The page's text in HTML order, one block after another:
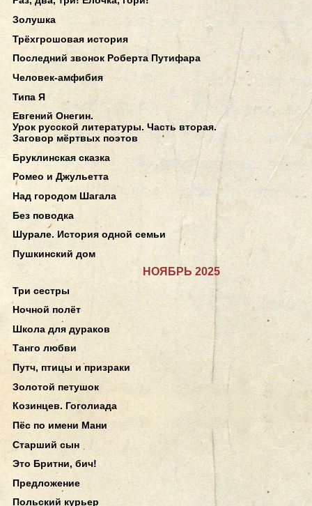
Золушка
Трёхгрошовая история
Последний звонок Роберта Путифара
Человек-амфибия
Типа Я
Евгений Онегин.
Урок русской литературы. Часть вторая.
Заговор мёртвых поэтов
Бруклинская сказка
Ромео и Джульетта
Над городом Шагала
Без поводка
Шурале. История одной семьи
Пушкинский дом
НОЯБРЬ 2025
Три сестры
Ночной полёт
Школа для дураков
Танго любви
Путч, птицы и призраки
Золотой петушок
Козинцев. Гоголиада
Пёс по имени Мани
Старший сын
Это Бритни, бич!
Предложение
Польский курьер